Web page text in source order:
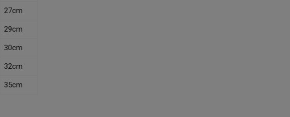
27cm
29cm
30cm
32cm
35cm